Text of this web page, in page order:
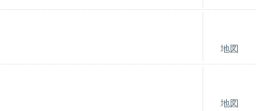
地図
地図